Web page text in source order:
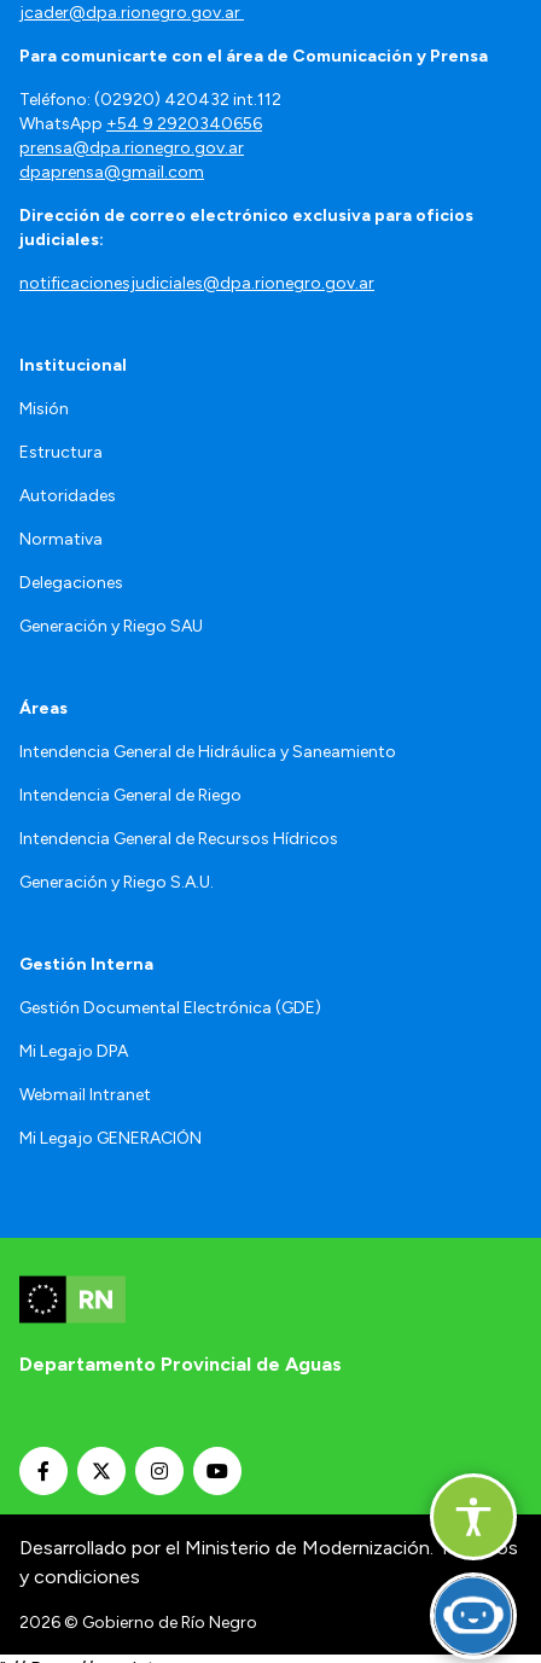
jcader@dpa.rionegro.gov.ar
Para comunicarte con el área de Comunicación y Prensa
Teléfono: (02920) 420432 int.112
WhatsApp +54 9 2920340656
prensa@dpa.rionegro.gov.ar
dpaprensa@gmail.com
Dirección de correo electrónico exclusiva para oficios
judiciales:
notificacionesjudiciales@dpa.rionegro.gov.ar
Institucional
Misión
Estructura
Autoridades
Normativa
Delegaciones
Generación y Riego SAU
Áreas
Intendencia General de Hidráulica y Saneamiento
Intendencia General de Riego
Intendencia General de Recursos Hídricos
Generación y Riego S.A.U.
Gestión Interna
Gestión Documental Electrónica (GDE)
Mi Legajo DPA
Webmail Intranet
Mi Legajo GENERACIÓN
Departamento Provincial de Aguas
Desarrollado por el Ministerio de Modernización. Términos
y condiciones
2026© Gobierno de Río Negro